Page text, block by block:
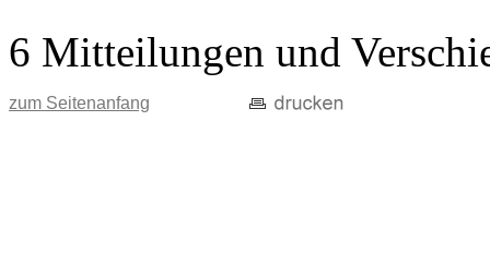
6 Mitteilungen und
zum Seitenanfang